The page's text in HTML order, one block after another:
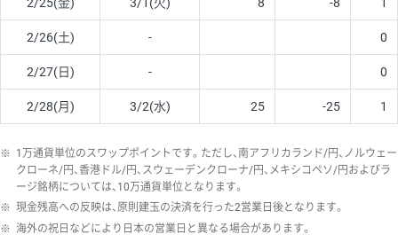
2/26(土) - 0
2/27(日) - 0
2/28(月) 3/2(水) 25 -25 1
※ 1万通貨単位のスワップポイントです。ただし、南アフリカランド/円、ノルウェー
クローネ/円、香港ドル/円、スウェーデンクローナ/円、メキシコペソ/円およびラ
ージ銘柄については、10万通貨単位となります。
※ 現金残高への反映は、原則建玉の決済を行った2営業日後となります。
※ 海外の祝日などにより日本の営業日と異なる場合があります。